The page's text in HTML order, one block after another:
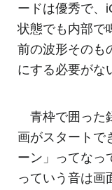
ードは優秀で、
状態でも内部で
前の波形そのも
にする必要がな
青枠で囲った
画がスタートで
ーン」ってなっ
っていう音は画